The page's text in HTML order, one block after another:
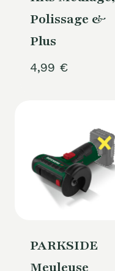
Polissage &
Plus
4,99 €
PARKSIDE